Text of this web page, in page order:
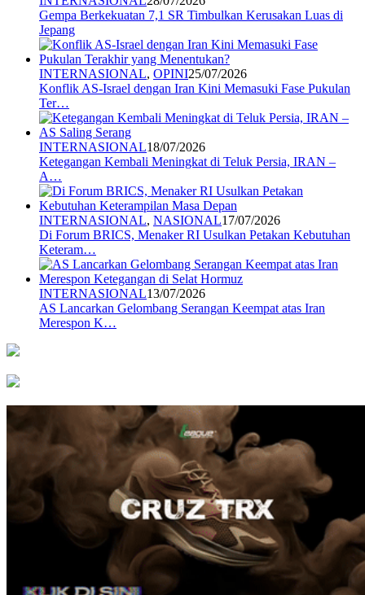
Gempa Berkekuatan 7,1 SR Timbulkan Kerusakan Luas di
Jepang
INTERNASIONAL, OPINI25/07/2026
Konflik AS-Israel dengan Iran Kini Memasuki Fase Pukulan
Ter…
INTERNASIONAL18/07/2026
Ketegangan Kembali Meningkat di Teluk Persia, IRAN –
A…
INTERNASIONAL, NASIONAL17/07/2026
Di Forum BRICS, Menaker RI Usulkan Petakan Kebutuhan
Keteram…
INTERNASIONAL13/07/2026
AS Lancarkan Gelombang Serangan Keempat atas Iran
Merespon K…